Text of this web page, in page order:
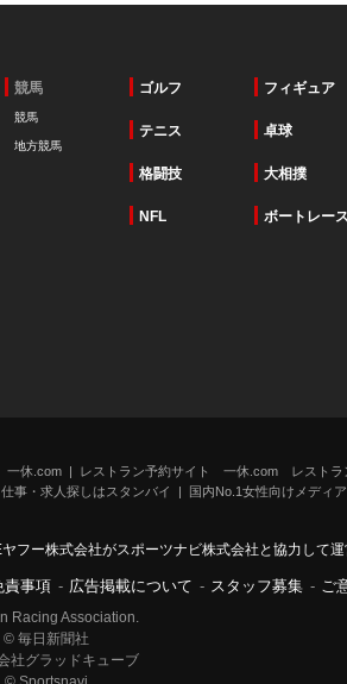
競馬
競馬
地方競馬
ゴルフ フィギュア
テニス 卓球
格闘技 大相撲
NFL ボートレース
一休.com
レストラン予約サイト 一休.com レストラ
仕事・求人探しはスタンバイ
国内No.1女性向けメディア
フー株式会社がスポーツナビ株式会社と協力して運
責事項 - 広告掲載について - スタッフ募集 - ご
Racing Association.
© 毎日新聞社
社グラッドキューブ